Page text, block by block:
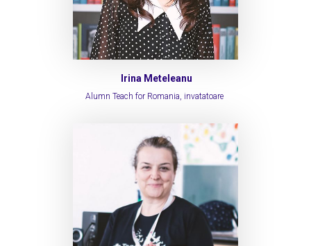
Irina Meteleanu
Alumn Teach for Romania, invatatoare